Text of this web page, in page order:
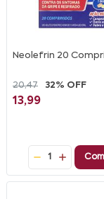
Neolefrin 20
20,47 32% OFF
13,99
1